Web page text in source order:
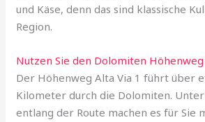
und Käse, denn das sind klassische
Region.
Nutzen Sie den Dolomiten Höhenweg
Der Höhenweg Alta Via 1 führt über
Kilometer durch die Dolomiten.
entlang der Route machen es für Sie